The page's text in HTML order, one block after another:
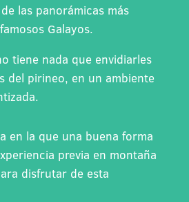
las panorámicas más
Galayos.
tiene nada que envidiarles
del pirineo, en un ambiente
en la que una buena forma
previa en montaña
disfrutar de esta